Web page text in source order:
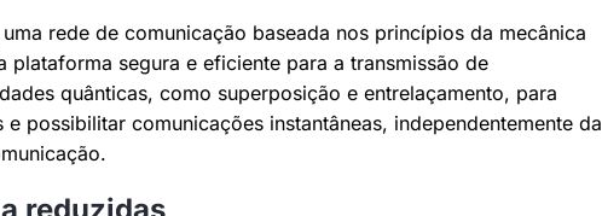
rede de comunicação baseada nos princípios da mecânica
plataforma segura e eficiente para a transmissão de
quânticas, como superposição e entrelaçamento, para
possibilitar comunicações instantâneas, independentemente da